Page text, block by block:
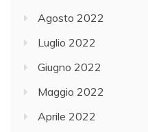
Agosto 2022
Luglio 2022
Giugno 2022
Maggio 2022
Aprile 2022